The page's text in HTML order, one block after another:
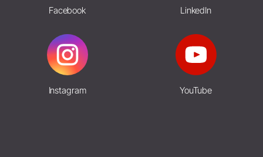
Facebook LinkedIn
Instagram YouTube